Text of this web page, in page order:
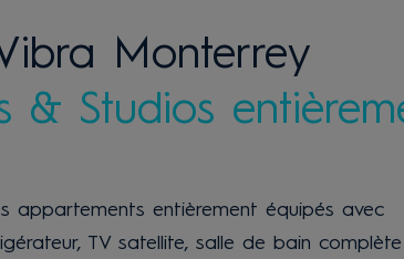
Monterrey
& Studios
appartements entièrement équipés avec
TV satellite, salle de bain